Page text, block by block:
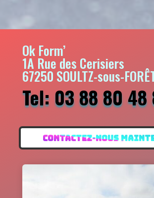
Ok Form’
1A Rue des Cerisiers
67250 SOULTZ-sous-
Tel: 03 88 80 48
CONTACTEZ-NOUS